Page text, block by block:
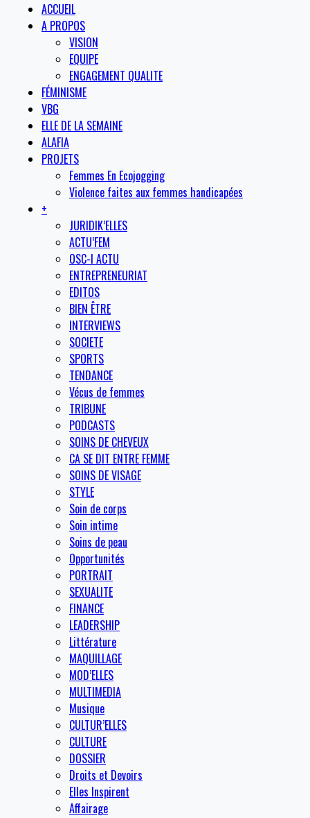
ACCUEIL
A PROPOS
VISION
EQUIPE
ENGAGEMENT QUALITE
FÉMINISME
VBG
ELLE DE LA SEMAINE
ALAFIA
PROJETS
Femmes En Ecojogging
Violence faites aux femmes handicapées
+
JURIDIK’ELLES
ACTU’FEM
OSC-I ACTU
ENTREPRENEURIAT
EDITOS
BIEN ÊTRE
INTERVIEWS
SOCIETE
SPORTS
TENDANCE
Vécus de femmes
TRIBUNE
PODCASTS
SOINS DE CHEVEUX
CA SE DIT ENTRE FEMME
SOINS DE VISAGE
STYLE
Soin de corps
Soin intime
Soins de peau
Opportunités
PORTRAIT
SEXUALITE
FINANCE
LEADERSHIP
Littérature
MAQUILLAGE
MOD’ELLES
MULTIMEDIA
Musique
CULTUR’ELLES
CULTURE
DOSSIER
Droits et Devoirs
Elles Inspirent
Affairage